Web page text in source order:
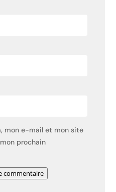
mon e-mail et mon site
prochain
commentaire